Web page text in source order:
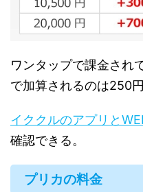
ワンタップで課金され
で加算されるのは250
イククルのアプリと
確認できる。
プリカの料金